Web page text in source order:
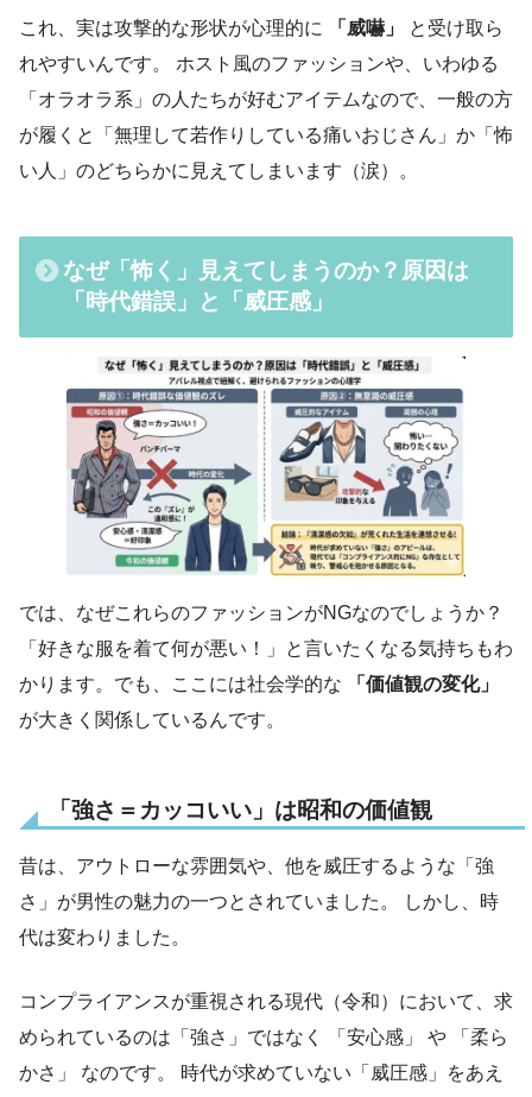
これ、実は攻撃的な形状が心理的に 「威嚇」
と受け取ら
れやすいんです。 ホスト風のファッションや、いわゆる
「オラオラ系」の人たちが好むアイテムなので、一般の方
が履くと「無理して若作りしている痛いおじさん」か「怖
い人」のどちらかに見えてしまいます（涙）。
なぜ「怖く」見えてしまうのか？原因は
「時代錯誤」と「威圧感」
では、なぜこれらのファッションがNGなのでしょうか？
「好きな服を着て何が悪い！」と言いたくなる気持ちもわ
かります。でも、ここには社会学的な
「価値観の変化」
が大きく関係しているんです。
「強さ＝カッコいい」は昭和の価値観
昔は、アウトローな雰囲気や、他を威圧するような「強
さ」が男性の魅力の一つとされていました。 しかし、時
代は変わりました。
コンプライアンスが重視される現代（令和）において、求
められているのは「強さ」ではなく 「安心感」 や 「柔ら
かさ」 なのです。 時代が求めていない「威圧感」をあえ